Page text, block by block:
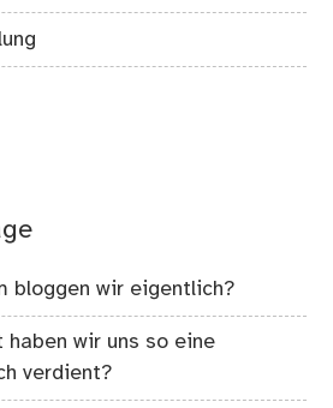
bloggen wir eigentlich?
wir uns so eine
verdient?